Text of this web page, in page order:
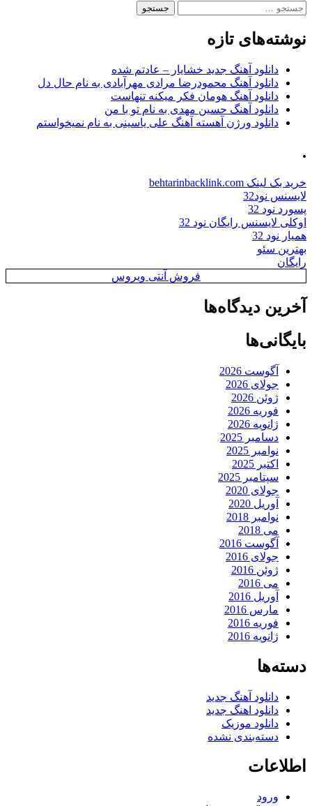
جستجو
نوشته‌های تازه
دانلود آهنگ جدید خشایار – عادتم شده
دانلود آهنگ محمودرضا مرادی مهرآبادی به نام حال دل
دانلود آهنگ هومان فکر میکنه تنهاست
دانلود آهنگ حسین مهدی به نام تو با من
دانلود ورژن آهسته آهنگ علی یاسینی به نام نمیخواستم
.
خرید بک لینک behtarinbacklink.com
لایسنس نود32
پسورد نود 32
اوکلی لایسنس رایگان نود 32
همیار نود 32
بهترین سئو
رایگان
فروش آنتی ویروس
آخرین دیدگاه‌ها
بایگانی‌ها
آگوست 2026
جولای 2026
ژوئن 2026
فوریه 2026
ژانویه 2026
دسامبر 2025
نوامبر 2025
اکتبر 2025
سپتامبر 2025
جولای 2020
آوریل 2020
نوامبر 2018
می 2018
آگوست 2016
جولای 2016
ژوئن 2016
می 2016
آوریل 2016
مارس 2016
فوریه 2016
ژانویه 2016
دسته‌ها
دانلود آهنگ جدید
دانلود اهنگ جدید
دانلود موزیک
دسته‌بندی نشده
اطلاعات
ورود